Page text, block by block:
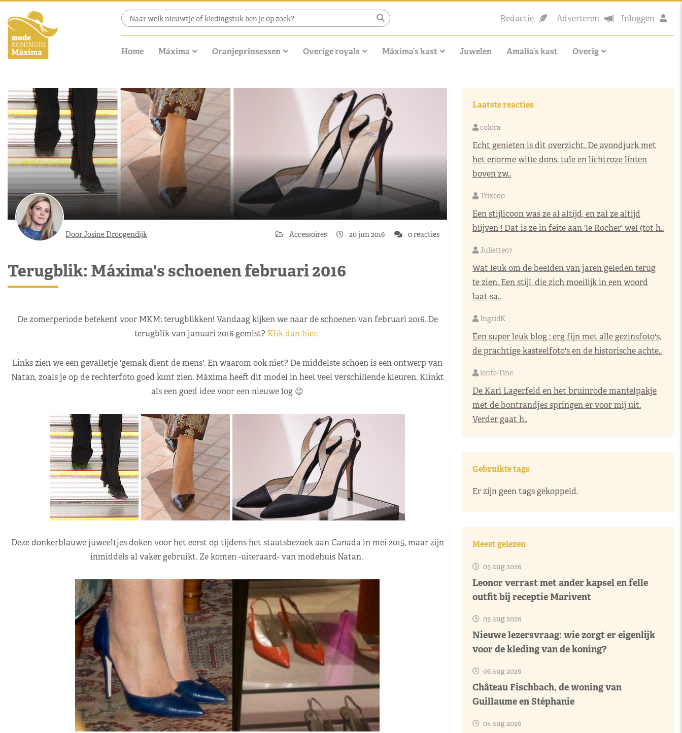
Redactie Adverteren Inloggen
Home Máxima Oranjeprinsessen Overige royals Máxima’s kast Juwelen Amalia’s kast Overig
Door Josine Droogendijk Accessoires 20 jun 2016 0 reacties
Terugblik: Máxima's schoenen februari 2016
De zomerperiode betekent voor MKM: terugblikken! Vandaag kijken we naar de schoenen van februari 2016. De
terugblik van januari 2016 gemist? Klik dan hier.
Links zien we een gevalletje 'gemak dient de mens'. En waarom ook niet? De middelste schoen is een ontwerp van
Natan, zoals je op de rechterfoto goed kunt zien. Máxima heeft dit model in heel veel verschillende kleuren. Klinkt
als een goed idee voor een nieuwe log 😉
Deze donkerblauwe juweeltjes doken voor het eerst op tijdens het staatsbezoek aan Canada in mei 2015, maar zijn
inmiddels al vaker gebruikt. Ze komen -uiteraard- van modehuis Natan.
Laatste reacties
colora
Echt genieten is dit overzicht. De avondjurk met
het enorme witte dons, tule en lichtroze linten
boven zw..
Trixedo
Een stijlicoon was ze al altijd, en zal ze altijd
blijven ! Dat is ze in feite aan 'le Rocher' wel (tot h..
Juliette07
Wat leuk om de beelden van jaren geleden terug
te zien. Een stijl, die zich moeilijk in een woord
laat sa..
IngridK
Een super leuk blog ; erg fijn met alle gezinsfoto's,
de prachtige kasteelfoto's en de historische achte..
lente-Tine
De Karl Lagerfeld en het bruinrode mantelpakje
met de bontrandjes springen er voor mij uit.
Verder gaat h..
Gebruikte tags
Er zijn geen tags gekoppeld.
Meest gelezen
05 aug 2026
Leonor verrast met ander kapsel en felle
outfit bij receptie Marivent
03 aug 2026
Nieuwe lezersvraag: wie zorgt er eigenlijk
voor de kleding van de koning?
06 aug 2026
Château Fischbach, de woning van
Guillaume en Stéphanie
04 aug 2026